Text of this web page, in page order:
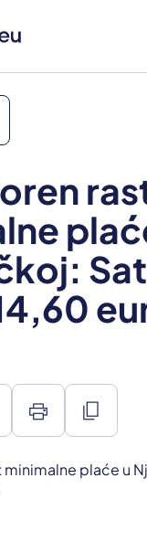
print content_copy